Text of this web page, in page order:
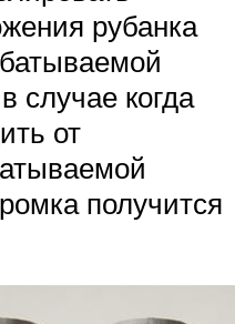
рубанка
случае когда
от
получится